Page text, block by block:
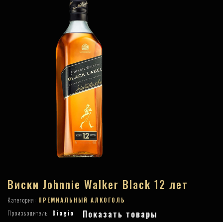
Виски Johnnie Walker Black 12 лет
Категория: ПРЕМИАЛЬНЫЙ АЛКОГОЛЬ
Производитель: Diagio Показать товары